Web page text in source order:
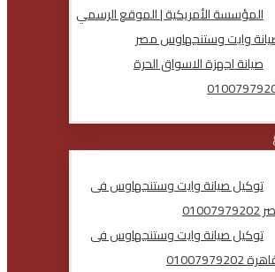
المؤسسة الأمريكية | الموقع الرسمي
وايت وستنجهاوس مصر
صيانة اجهزة الاسواق الحرة
توكيل صيانة وايت وستنجهاوس فى
توكيل صيانة وايت وستنجهاوس فى
01007979202